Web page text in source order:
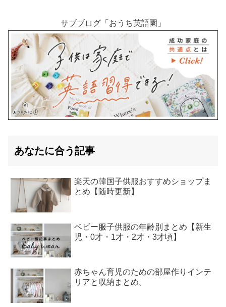
サブブログ「おうち英語園」
あなたに合う記事
楽天の韓国子供服おすすめショップま
とめ【随時更新】
ベビー服子供服の年齢別まとめ【新生
児・0才・1才・2才・3才頃】
赤ちゃん育児のための部屋作りインテ
リアと収納まとめ。